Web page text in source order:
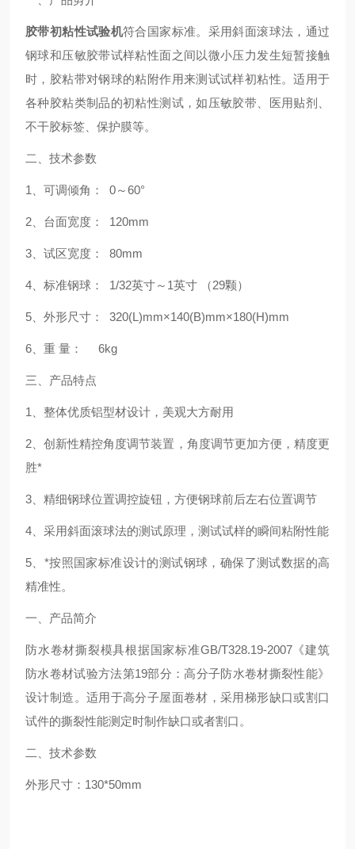
胶带初粘性试验机符合国家标准。 采用斜面滚球法，通过
钢球和压敏胶带试样粘性面之间以微小压力发生短暂接触
时，胶粘带对钢球的粘附作用来测试试样初粘性。适用于
各种胶粘类制品的初粘性测试，如压敏胶带、医用贴剂、
不干胶标签、保护膜等。
二、技术参数
1 、可调倾角： 0～60°
2 、台面宽度： 120mm
3 、试区宽度： 80mm
4 、标准钢球： 1/32英寸～1英寸 （29颗）
5 、外形尺寸： 320(L)mm×140(B)mm×180(H)mm
6 、重 量： 6kg
三、产品特点
1 、整体优质铝型材设计，美观大方耐用
2 、创新性精控角度调节装置，角度调节更加方便，精度更
胜*
3 、精细钢球位置调控旋钮，方便钢球前后左右位置调节
4 、采用斜面滚球法的测试原理，测试试样的瞬间粘附性能
5 、*按照国家标准设计的测试钢球，确保了测试数据的高
精准性。
一、产品简介
防水卷材撕裂模具根据国家标准GB/T328.19-2007《建筑
防水卷材试验方法第19部分：高分子防水卷材撕裂性能》
设计制造。适用于高分子屋面卷材，采用梯形缺口或割口
试件的撕裂性能测定时制作缺口或者割口。
二、技术参数
外形尺寸： 130*50mm